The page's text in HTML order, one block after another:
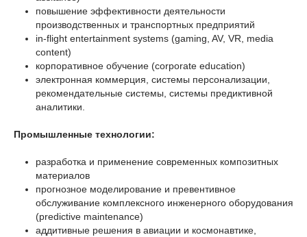
повышение эффективности деятельности
производственных и транспортных предприятий
in-flight entertainment systems (gaming, AV, VR, media
content)
корпоративное обучение (corporate education)
электронная коммерция, системы персонализации,
рекомендательные системы, системы предиктивной
аналитики.
Промышленные технологии:
разработка и применение современных композитных
материалов
прогнозное моделирование и превентивное
обслуживание комплексного инженерного оборудования
(predictive maintenance)
аддитивные решения в авиации и космонавтике,